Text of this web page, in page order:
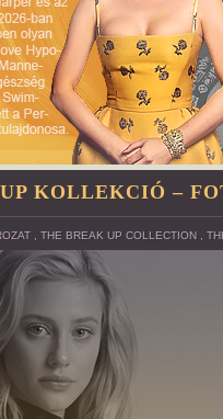
KOLLEKCIÓ –
THE BREAK UP COLLECTION